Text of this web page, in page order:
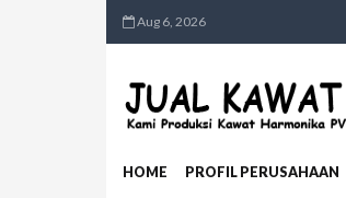
Aug 6, 2026
HOME PROFIL PERUSAHAAN